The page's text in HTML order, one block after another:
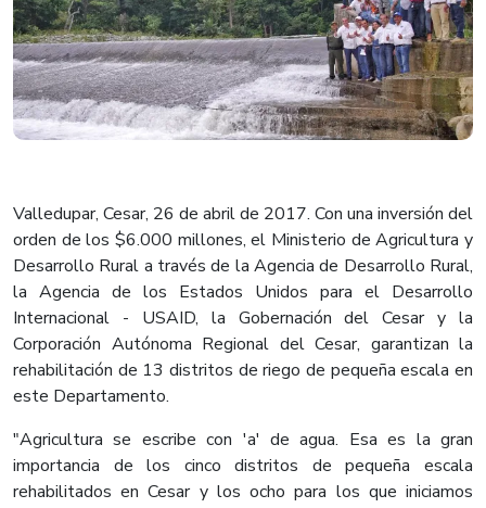
Valledupar, Cesar, 26 de abril de 2017. Con una inversión del
orden de los $6.000 millones, el Ministerio de Agricultura y
Desarrollo Rural a través de la Agencia de Desarrollo Rural,
la Agencia de los Estados Unidos para el Desarrollo
Internacional - USAID, la Gobernación del Cesar y la
Corporación Autónoma Regional del Cesar, garantizan la
rehabilitación de 13 distritos de riego de pequeña escala en
este Departamento.​
​"Agricultura se escribe con 'a' de agua. Esa es la gran
importancia de los cinco distritos de pequeña escala
rehabilitados en Cesar y los ocho para los que iniciamos